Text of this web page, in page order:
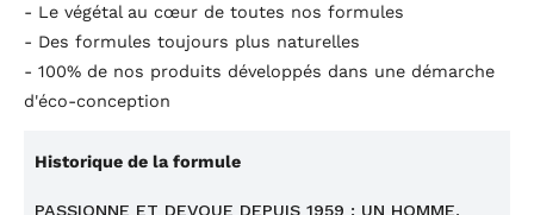
- Le végétal au cœur de toutes nos formules
- Des formules toujours plus naturelles
- 100% de nos produits développés dans une démarche
d'éco-conception
Historique de la formule
PASSIONNE ET DEVOUE DEPUIS 1959 : UN HOMME,